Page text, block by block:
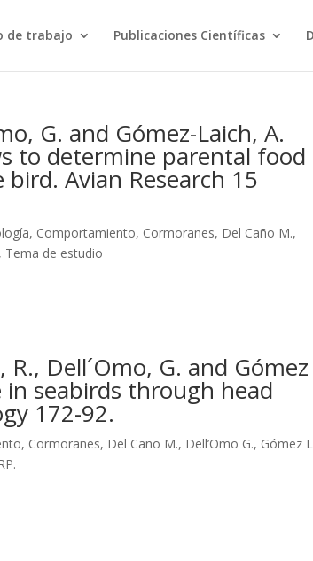
de trabajo Publicaciones Científicas
G. and Gómez-Laich, A.
to determine parental food
Avian Research 15
, Comportamiento, Cormoranes, Del Caño M.,
, Tema de estudio
Dell´Omo, G. and Gómez
in seabirds through head
172-92.
, Cormoranes, Del Caño M., Dell’Omo G., Gómez